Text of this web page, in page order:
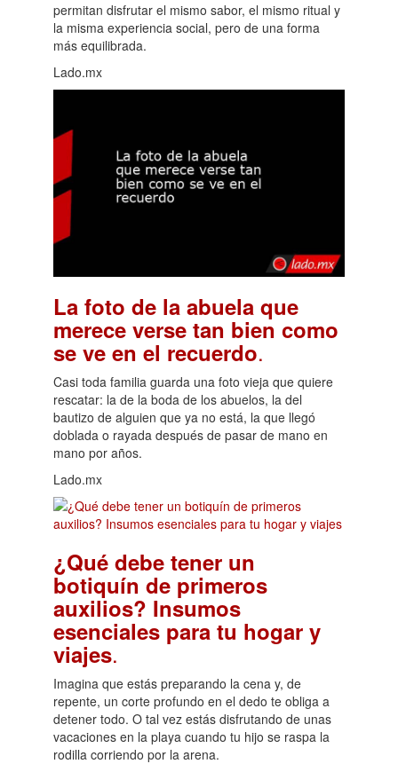
permitan disfrutar el mismo sabor, el mismo ritual y
la misma experiencia social, pero de una forma
más equilibrada.
Lado.mx
La foto de la abuela que
merece verse tan bien como
se ve en el recuerdo.
Casi toda familia guarda una foto vieja que quiere
rescatar: la de la boda de los abuelos, la del
bautizo de alguien que ya no está, la que llegó
doblada o rayada después de pasar de mano en
mano por años.
Lado.mx
¿Qué debe tener un
botiquín de primeros
auxilios? Insumos
esenciales para tu hogar y
viajes.
Imagina que estás preparando la cena y, de
repente, un corte profundo en el dedo te obliga a
detener todo. O tal vez estás disfrutando de unas
vacaciones en la playa cuando tu hijo se raspa la
rodilla corriendo por la arena.